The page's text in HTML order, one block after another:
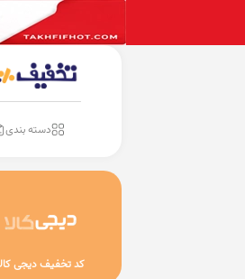
دسته بندی
کد تخفیف دیجی